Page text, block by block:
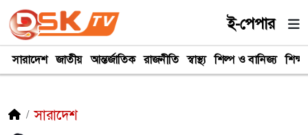
ই-পেপার
সারাদেশ জাতীয় আন্তর্জাতিক রাজনীতি স্বাস্থ্য শিল্প ও বানিজ্য শিক্ষা
সারাদেশ